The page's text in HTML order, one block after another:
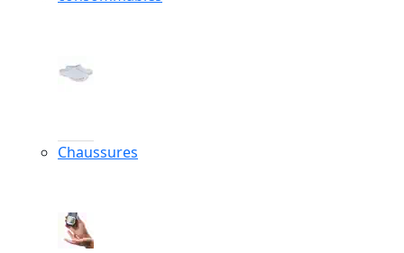
Chaussures